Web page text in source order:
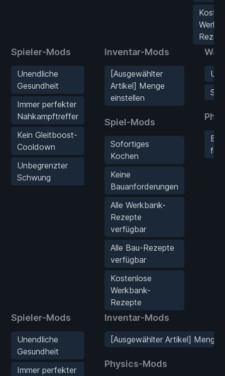
Spieler-Mods
Unendliche
Gesundheit
Immer perfekter
Nahkampftreffer
Kein Gleitboost-
Cooldown
Unbegrenzter
Schwung
Inventar-Mods
[Ausgewählter
Artikel] Menge
einstellen
Spiel-Mods
Sofortiges
Kochen
Keine
Bauanforderungen
Alle Werkbank-
Rezepte
verfügbar
Alle Bau-Rezepte
verfügbar
Kostenlose
Werkbank-
Rezepte
Spieler-Mods
Unendliche
Gesundheit
Immer perfekter
Inventar-Mods
[Ausgewählter Artikel] Menge
Physics-Mods